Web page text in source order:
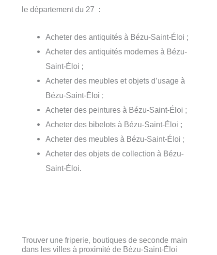
le département du 27 :
Acheter des antiquités à Bézu-Saint-Éloi ;
Acheter des antiquités modernes à Bézu-
Saint-Éloi ;
Acheter des meubles et objets d’usage à
Bézu-Saint-Éloi ;
Acheter des peintures à Bézu-Saint-Éloi ;
Acheter des bibelots à Bézu-Saint-Éloi ;
Acheter des meubles à Bézu-Saint-Éloi ;
Acheter des objets de collection à Bézu-
Saint-Éloi.
Trouver une friperie, boutiques de seconde main
dans les villes à proximité de Bézu-Saint-Éloi